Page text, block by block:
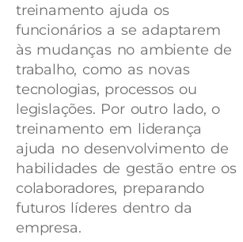
treinamento ajuda os
funcionários a se adaptarem
às mudanças no ambiente de
trabalho, como as novas
tecnologias, processos ou
legislações. Por outro lado, o
treinamento em liderança
ajuda no desenvolvimento de
habilidades de gestão entre os
colaboradores, preparando
futuros líderes dentro da
empresa.